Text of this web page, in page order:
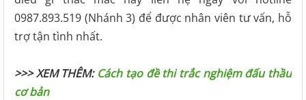
0987.893.519 (Nhánh 3) để được nhân viên tư vấn, hỗ
trợ tận tình nhất.
>>> XEM THÊM: Cách tạo đề thi trắc nghiệm đấu thầu
cơ bản